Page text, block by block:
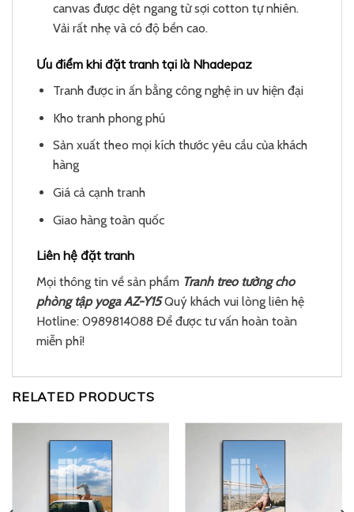
canvas được dệt ngang từ sợi cotton tự nhiên.
Vải rất nhẹ và có độ bền cao.
Ưu điểm khi đặt tranh tại là Nhadepaz
Tranh được in ấn bằng công nghệ in uv hiện đại
Kho tranh phong phú
Sản xuất theo mọi kích thước yêu cầu của khách
hàng
Giá cả cạnh tranh
Giao hàng toàn quốc
Liên hệ đặt tranh
Mọi thông tin về sản phẩm Tranh treo tường cho
phòng tập yoga AZ-Y15Quý khách vui lòng liên hệ
Hotline: 0989814088 Để được tư vấn hoàn toàn
miễn phí!
RELATED PRODUCTS